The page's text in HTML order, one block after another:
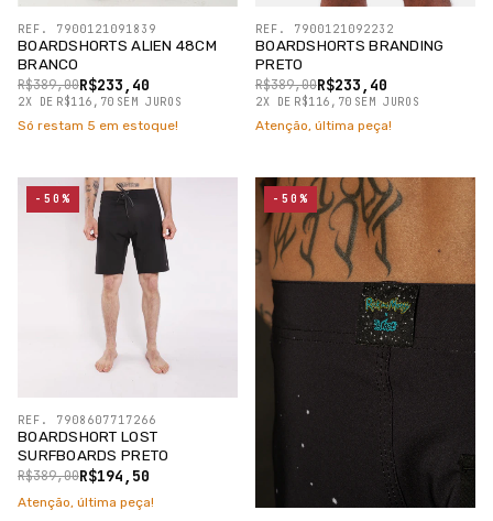
BOARDSHORTS ALIEN 48CM
BRANCO
R$233,40
R$389,00
2X DE R$116,70 SEM JUROS
REF. 7900121091839
Só restam 5 em estoque!
BOARDSHORTS BRANDING
PRETO
R$233,40
R$389,00
2X DE R$116,70 SEM JUROS
REF. 7900121092232
Atenção, última peça!
BOARDSHORT LOST
SURFBOARDS PRETO
R$194,50
R$389,00
REF. 7908607717266
-50%
Atenção, última peça!
-50%